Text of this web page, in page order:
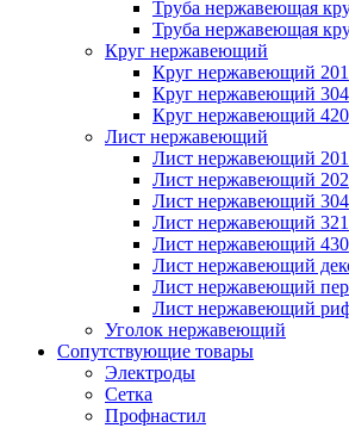
Труба нержавеющая
Труба нержавеющая
Круг нержавеющий
Круг нержавеющий 201
Круг нержавеющий 304
Круг нержавеющий 420
Лист нержавеющий
Лист нержавеющий 201
Лист нержавеющий 202
Лист нержавеющий 304
Лист нержавеющий 321
Лист нержавеющий 430
Лист нержавеющий
Лист нержавеющий
Лист нержавеющий
Уголок нержавеющий
Cопутствующие товары
Электроды
Сетка
Профнастил